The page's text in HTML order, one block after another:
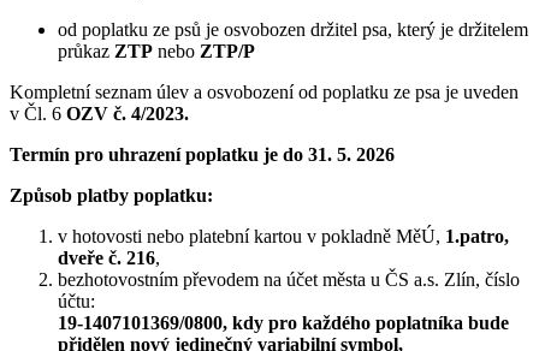
od poplatku ze psů je osvobozen držitel psa, který je držitelem
průkaz ZTP nebo ZTP/P
Kompletní seznam úlev a osvobození od poplatku ze psa je uveden
v Čl. 6 OZV č. 4/2023.
Termín pro uhrazení poplatku je do 31. 5. 2026
Způsob platby poplatku:
v hotovosti nebo platební kartou v pokladně MěÚ, 1.patro,
dveře č. 216,
bezhotovostním převodem na účet města u ČS a.s. Zlín, číslo
účtu:
19-1407101369/0800, kdy pro každého poplatníka bude
přidělen nový jedinečný variabilní symbol,